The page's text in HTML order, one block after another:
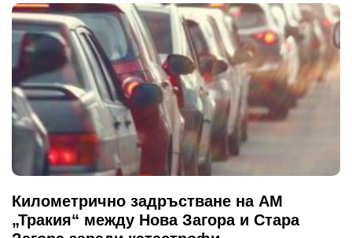
Километрично задръстване на АМ
„Тракия“ между Нова Загора и Стара